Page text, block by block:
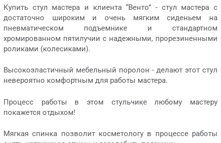
Купить стул мастера и клиента “Венто” - стул мастера с
достаточно широким и очень мягким сиденьем на
пневматическом подъемнике и стандартном
хромированном пятилучии с надежными, прорезиненными
роликами (колесиками).
Высокоэластичный мебельный поролон - делают этот стул
невероятно комфортным для работы мастера.
Процесс работы в этом стульчике любому мастеру
покажется отдыхом!
Мягкая спинка позволит косметологу в процессе работы